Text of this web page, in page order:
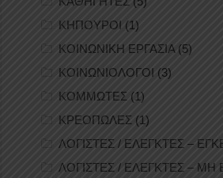
ΚΗΠΟΥΡΟΙ (1)
ΚΟΙΝΩΝΙΚΗ ΕΡΓΑΣΙΑ (5)
ΚΟΙΝΩΝΙΟΛΟΓΟΙ (3)
ΚΟΜΜΩΤΕΣ (1)
ΚΡΕΟΠΩΛΕΣ (1)
ΛΟΓΙΣΤΕΣ / ΕΛΕΓΚΤΕΣ –
ΛΟΓΙΣΤΕΣ / ΕΛΕΓΚΤΕΣ – ΜΗ